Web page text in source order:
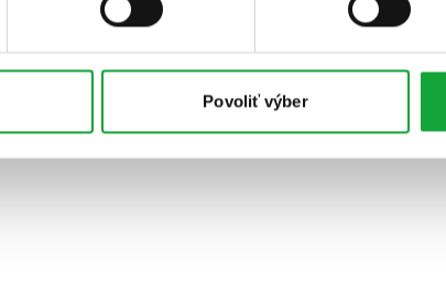
Povoliť výber